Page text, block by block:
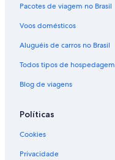
Pacotes de viagem no Brasil
Voos domésticos
Aluguéis de carros no Brasil
Todos tipos de hospedagem
Blog de viagens
Políticas
Cookies
Privacidade